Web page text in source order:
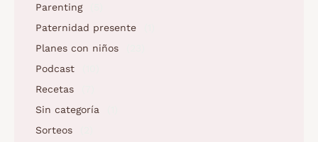
Parenting
Paternidad presente
Planes con niños
Podcast
Recetas
Sin categoría
Sorteos